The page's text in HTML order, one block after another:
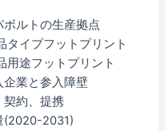
ボルトの生産拠点
タイプフットプリント
用途フットプリント
企業と参入障壁
契約、提携
(2020-2031)